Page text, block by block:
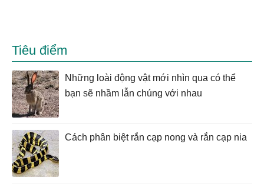
Tiêu điểm
Những loài động vật mới nhìn qua có thể
bạn sẽ nhầm lẫn chúng với nhau
Cách phân biệt rắn cạp nong và rắn cạp nia